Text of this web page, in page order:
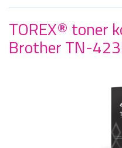
TOREX® toner
Brother TN-